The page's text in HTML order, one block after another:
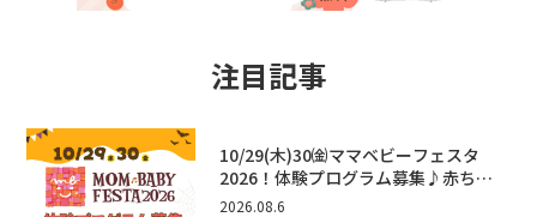
注目記事
10/29(木)30㈮ママベビーフェスタ
2026！体験プログラム募集♪赤ちゃ
ん向けイベントに出演しませんか？
2026.08.6